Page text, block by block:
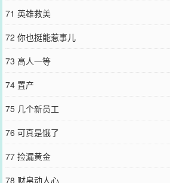
71 英雄救美
72 你也挺能惹事儿
73 高人一等
74 置产
75 几个新员工
76 可真是饿了
77 捡漏黄金
78 财帛动人心